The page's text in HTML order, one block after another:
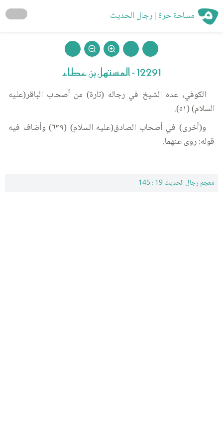
مساحة حرة | رجال الحديث
12291 - المستهل بن عطاء
الكوفي، عده الشيخ في رجاله (تارة) من أصحاب الباقر(عليه
السلام) (٥١).
و(أخرى) في أصحاب الصادق(عليه السلام) (٦٣٩) وأضاف فيه
قوله: روى عنهما.
معجم رجال الحديث 19 : 145